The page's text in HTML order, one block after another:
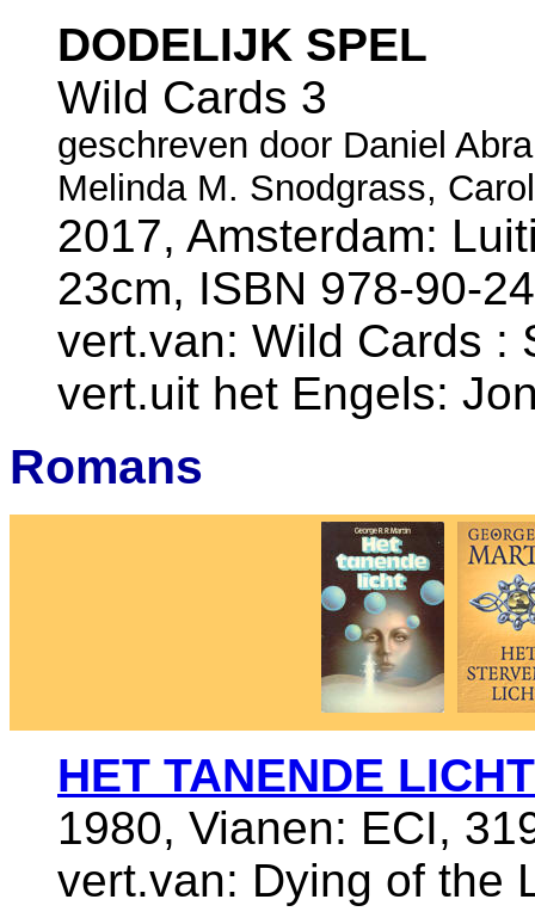
DODELIJK SPEL
Wild Cards 3
geschreven door Daniel
Melinda M. Snodgrass,
2017, Amsterdam:
23cm, ISBN 978-90-
vert.van: Wild Cards :
vert.uit het Engels:
Romans
HET TANENDE LICHT
1980, Vianen: ECI,
vert.van: Dying of the